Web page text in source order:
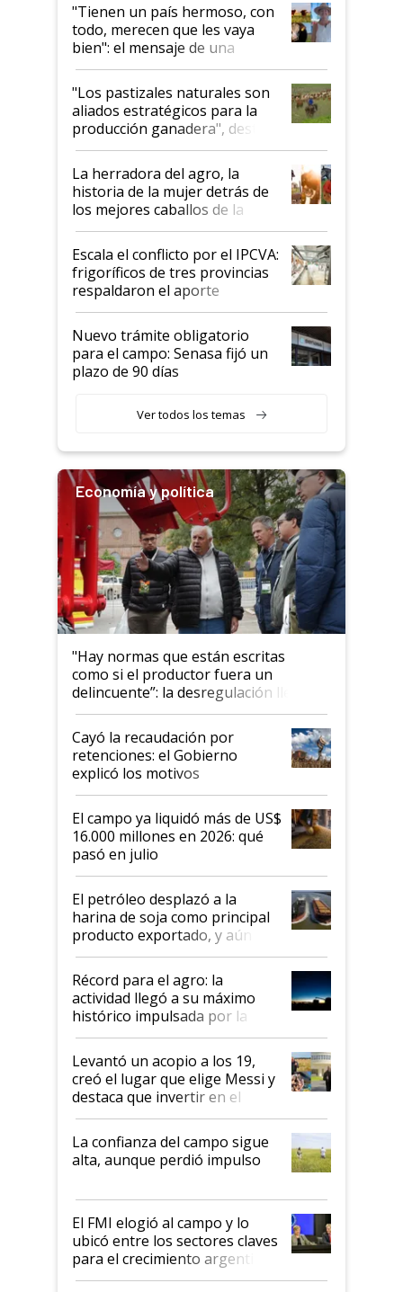
"Tienen un país hermoso, con
todo, merecen que les vaya
bien": el mensaje de una
ganadera uruguaya sobre las
oportunidades que se abren
para el agro en Argentina, con
foco en la carne
"Los pastizales naturales son
aliados estratégicos para la
producción ganadera", destaca
la iniciativa que ya reúne a 46
establecimientos en Argentina
La herradora del agro, la
historia de la mujer detrás de
los mejores caballos de la
Argentina y los mitos que
todavía hacen sufrir a estos
animales: "Mientras me
descalificaban, yo seguí
haciendo currículum"
Escala el conflicto por el IPCVA:
frigoríficos de tres provincias
respaldaron el aporte
obligatorio
Nuevo trámite obligatorio
para el campo: Senasa fijó un
plazo de 90 días
Ver todos los temas
Economía y política
"Hay normas que están escritas
como si el productor fuera un
delincuente”: la desregulación llegó
al Congreso Aapresid y hasta se
habló del financiamiento al IPCVA
Cayó la recaudación por
retenciones: el Gobierno
explicó los motivos
El campo ya liquidó más de US$
16.000 millones en 2026: qué
pasó en julio
El petróleo desplazó a la
harina de soja como principal
producto exportado, y aún así
el agro aportó casi seis de cada
diez dólares y sostuvo el
liderazgo en un semestre
récord
Récord para el agro: la
actividad llegó a su máximo
histórico impulsada por la
cosecha y las exportaciones
Levantó un acopio a los 19,
creó el lugar que elige Messi y
destaca que invertir en el
kirchnerismo era como "darle
plata a un hijo para droga":
Juan Félix Rossetti, el libertario
que de una dura crisis salió
de Milei
La confianza del campo sigue
alta, aunque perdió impulso
El FMI elogió al campo y lo
ubicó entre los sectores claves
para el crecimiento argentino